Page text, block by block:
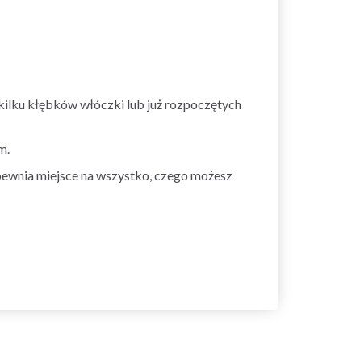
kłębków włóczki lub już rozpoczętych
miejsce na wszystko, czego możesz